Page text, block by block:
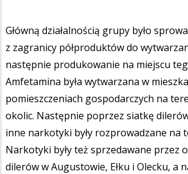
Główną działalnością grupy było
z zagranicy półproduktów do
następnie produkowanie na miejscu
Amfetamina była wytwarzana w
pomieszczeniach gospodarczych na
okolic. Następnie poprzez siatkę
inne narkotyki były rozprowadzane na
Narkotyki były też sprzedawane przez
dilerów w Augustowie, Ełku i Olecku, a